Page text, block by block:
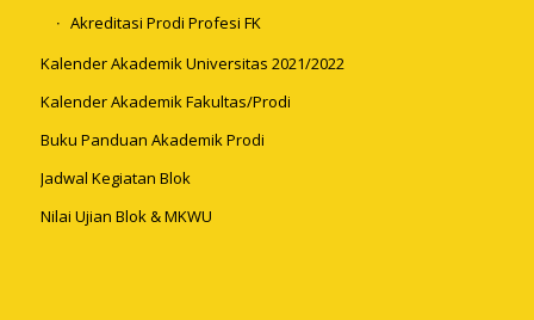
Akreditasi Prodi Profesi FK
Kalender Akademik Universitas 2021/2022
Kalender Akademik Fakultas/Prodi
Buku Panduan Akademik Prodi
Jadwal Kegiatan Blok
Nilai Ujian Blok & MKWU